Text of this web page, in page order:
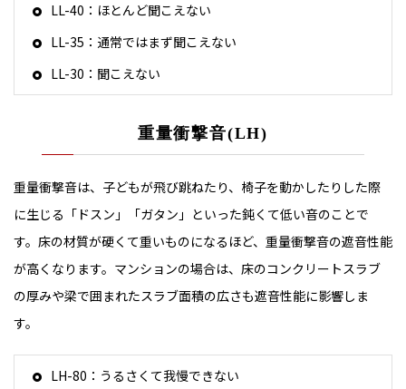
LL-40：ほとんど聞こえない
LL-35：通常ではまず聞こえない
LL-30：聞こえない
重量衝撃音(LH)
重量衝撃音は、子どもが飛び跳ねたり、椅子を動かしたりした際
に生じる「ドスン」「ガタン」といった鈍くて低い音のことで
す。床の材質が硬くて重いものになるほど、重量衝撃音の遮音性能
が高くなります。マンションの場合は、床のコンクリートスラブ
の厚みや梁で囲まれたスラブ面積の広さも遮音性能に影響しま
す。
LH-80：うるさくて我慢できない